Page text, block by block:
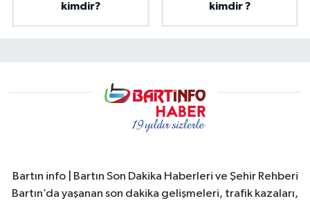
kimdir?
kimdir ?
Bartın info | Bartın Son Dakika Haberleri ve Şehir Rehberi
Bartın’da yaşanan son dakika gelişmeleri, trafik kazaları,